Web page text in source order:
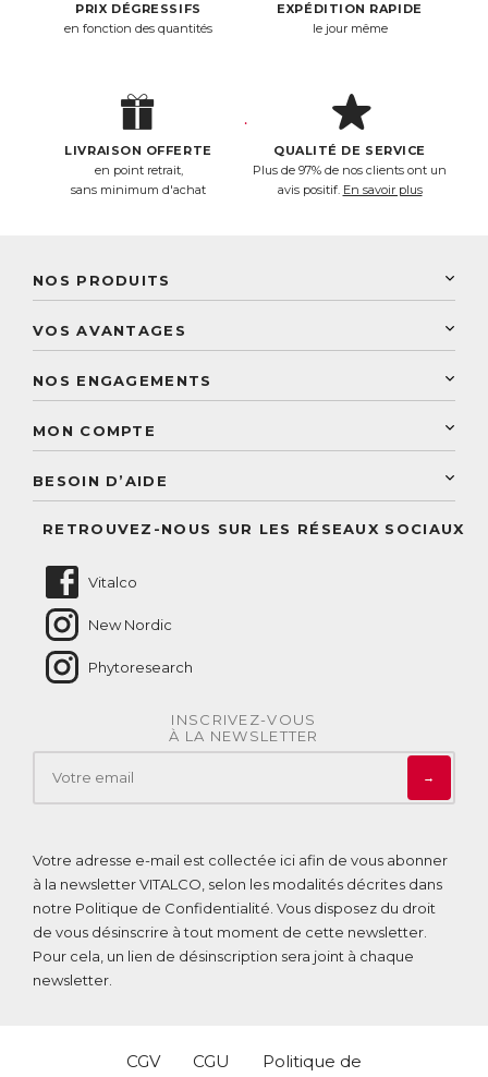
PRIX DÉGRESSIFS
en fonction des quantités
EXPÉDITION RAPIDE
le jour même
LIVRAISON OFFERTE
en point retrait,
sans minimum d'achat
QUALITÉ DE SERVICE
Plus de 97% de nos clients ont un
avis positif. En savoir plus
NOS PRODUITS
Laboratoire Landais
Découvrez le catalogue
VOS AVANTAGES
Paiement sécurisé
Conseils personnalisés
NOS ENGAGEMENTS
Conseil personnalisé
MON COMPTE
BESOIN D’AIDE
RETROUVEZ-NOUS SUR LES RÉSEAUX SOCIAUX
Vitalco
New Nordic
Phytoresearch
INSCRIVEZ-VOUS
À LA NEWSLETTER
→
Votre adresse e-mail est collectée ici afin de vous abonner
à la newsletter VITALCO, selon les modalités décrites dans
notre Politique de Confidentialité. Vous disposez du droit
de vous désinscrire à tout moment de cette newsletter.
Pour cela, un lien de désinscription sera joint à chaque
newsletter.
CGV CGU Politique de